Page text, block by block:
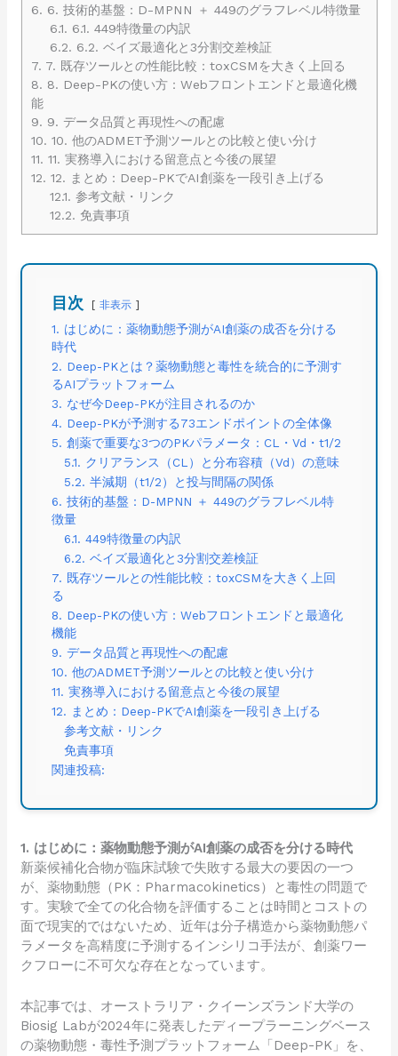
6. 6. 技術的基盤：D-MPNN ＋ 449のグラフレベル特徴量
6.1. 6.1. 449特徴量の内訳
6.2. 6.2. ベイズ最適化と3分割交差検証
7. 7. 既存ツールとの性能比較：toxCSMを大きく上回る
8. 8. Deep-PKの使い方：Webフロントエンドと最適化機
能
9. 9. データ品質と再現性への配慮
10. 10. 他のADMET予測ツールとの比較と使い分け
11. 11. 実務導入における留意点と今後の展望
12. 12. まとめ：Deep-PKでAI創薬を一段引き上げる
12.1. 参考文献・リンク
12.2. 免責事項
目次 非表示
1. はじめに：薬物動態予測がAI創薬の成否を分ける
時代
2. Deep-PKとは？薬物動態と毒性を統合的に予測す
るAIプラットフォーム
3. なぜ今Deep-PKが注目されるのか
4. Deep-PKが予測する73エンドポイントの全体像
5. 創薬で重要な3つのPKパラメータ：CL・Vd・t1/2
5.1. クリアランス（CL）と分布容積（Vd）の意味
5.2. 半減期（t1/2）と投与間隔の関係
6. 技術的基盤：D-MPNN ＋ 449のグラフレベル特
徴量
6.1. 449特徴量の内訳
6.2. ベイズ最適化と3分割交差検証
7. 既存ツールとの性能比較：toxCSMを大きく上回
る
8. Deep-PKの使い方：Webフロントエンドと最適化
機能
9. データ品質と再現性への配慮
10. 他のADMET予測ツールとの比較と使い分け
11. 実務導入における留意点と今後の展望
12. まとめ：Deep-PKでAI創薬を一段引き上げる
参考文献・リンク
免責事項
関連投稿:
1. はじめに：薬物動態予測がAI創薬の成否を分ける時代
新薬候補化合物が臨床試験で失敗する最大の要因の一つ
が、薬物動態（PK：Pharmacokinetics）と毒性の問題で
す。実験で全ての化合物を評価することは時間とコストの
面で現実的ではないため、近年は分子構造から薬物動態パ
ラメータを高精度に予測するインシリコ手法が、創薬ワー
クフローに不可欠な存在となっています。
本記事では、オーストラリア・クイーンズランド大学の
Biosig Labが2024年に発表したディープラーニングベース
の薬物動態・毒性予測プラットフォーム「Deep-PK」を、